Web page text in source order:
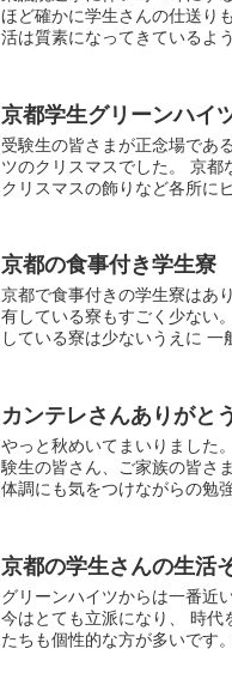
ほど確かに学生さんの仕送り
活は質素になってきているよ
京都学生グリーンハイ
受験生の皆さまが正念場であ
ツのクリスマスでした。 京都
クリスマスの飾りなど各所に
京都の食事付き学生寮
京都で食事付きの学生寮はあ
有している寮もすごく少ない
している寮は少ないうえに 一
カンテレさんありがと
やっと秋めいてまいりました
験生の皆さん、ご家族の皆さ
体調にも気をつけながらの勉
京都の学生さんの生活
グリーンハイツからは一番近
今はとても立派になり、 時
たちも個性的な方が多いです